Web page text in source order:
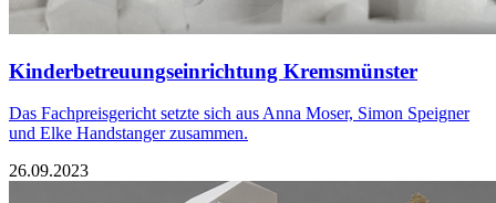
Kinderbetreuungseinrichtung Kremsmünster
Das Fachpreisgericht setzte sich aus Anna Moser, Simon Speigner
und Elke Handstanger zusammen.
26.09.2023